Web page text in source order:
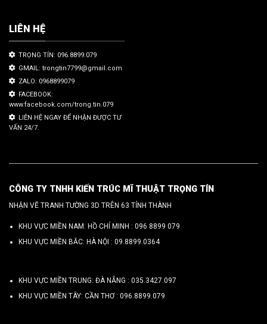
LIÊN HỆ
TRỌNG TÍN: 096.8899.079
GMAIL: trongtin7799@gmail.com
ZALO: 0968899079
FACEBOOK:
www.facebook.com/trong.tin.079
LIÊN HỆ NGAY ĐỂ NHẬN ĐƯỢC TƯ
VẤN 24/7.
CÔNG TY TNHH KIẾN TRÚC MĨ THUẬT TRỌNG TÍN
NHẬN VẼ TRANH TƯỜNG 3D TRÊN 63 TỈNH THÀNH
KHU VỰC MIỀN NAM: HỒ CHÍ MINH : 096 8899 079
KHU VỰC MIỀN BẮC: HÀ NỘI : 09.8899.0364
KHU VỰC MIỀN TRUNG: ĐÀ NẴNG : 035.3427.097
KHU VỰC MIỀN TÂY: CẦN THƠ : 096.8899.079